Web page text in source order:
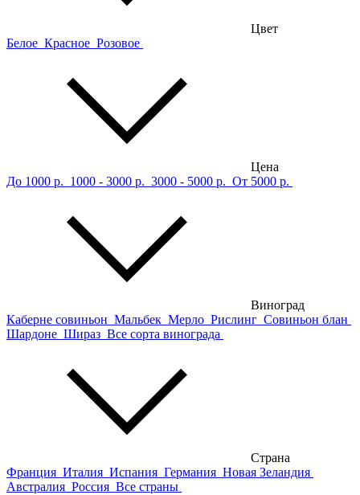
Цвет
Белое Красное Розовое
Цена
До 1000 р. 1000 - 3000 р. 3000 - 5000 р. От 5000 р.
Виноград
Каберне совиньон Мальбек Мерло Рислинг Совиньон блан
Шардоне Шираз Все сорта винограда
Страна
Франция Италия Испания Германия Новая Зеландия
Австралия Россия Все страны